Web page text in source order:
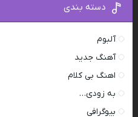
دسته بندی
آلبوم
آهنگ جدید
اهنگ بی کلام
به زودی…
بیوگرافی